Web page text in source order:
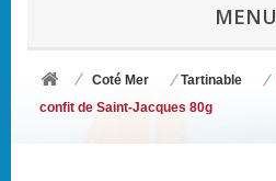
MENU
Coté Mer Tartinable
confit de Saint-Jacques 80g